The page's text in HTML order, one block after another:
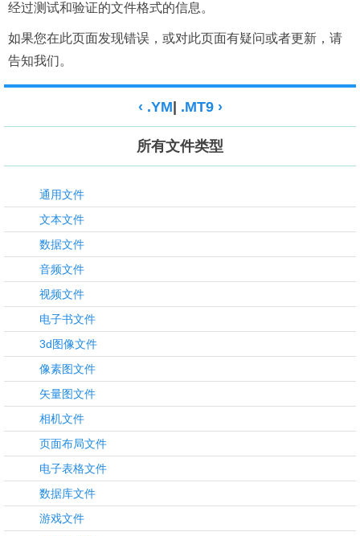
经过测试和验证的文件格式的信息。
如果您在此页面发现错误，或对此页面有疑问或者更新，请
告知我们。
‹ .YM .MT9 ›
所有文件类型
通用文件
文本文件
数据文件
音频文件
视频文件
电子书文件
3d图像文件
像素图文件
矢量图文件
相机文件
页面布局文件
电子表格文件
数据库文件
游戏文件